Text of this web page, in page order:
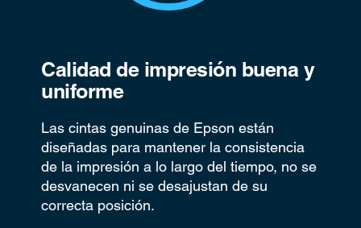
Calidad de impresión buena y
uniforme
Las cintas genuinas de Epson están
diseñadas para mantener la consistencia
de la impresión a lo largo del tiempo, no se
desvanecen ni se desajustan de su
correcta posición.